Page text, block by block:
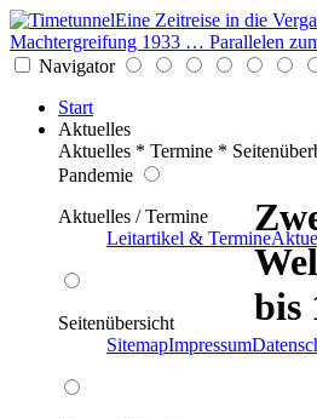
Eine Zeitreise in die
Machtergreifung 1933 … Parallelen
Navigator
Start
Aktuelles
Aktuelles * Termine *
Pandemie
Aktuelles / Termine
Leitartikel & Termine
Seitenübersicht
SitemapImpressum
bis